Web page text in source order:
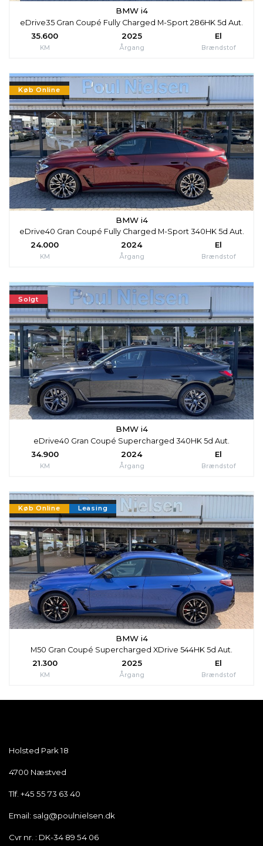
BMW i4
eDrive35 Gran Coupé Fully Charged M-Sport 286HK 5d Aut.
35.600
KM
2025
Årgang
El
Brændstof
Køb Online
BMW i4
eDrive40 Gran Coupé Fully Charged M-Sport 340HK 5d Aut.
24.000
KM
2024
Årgang
El
Brændstof
Solgt
BMW i4
eDrive40 Gran Coupé Supercharged 340HK 5d Aut.
34.900
KM
2024
Årgang
El
Brændstof
Køb Online Leasing
BMW i4
M50 Gran Coupé Supercharged XDrive 544HK 5d Aut.
21.300
KM
2025
Årgang
El
Brændstof
Holsted Park 18
4700 Næstved
Tlf. +45 55 73 63 40
Email: salg@poulnielsen.dk
Cvr nr. : DK-34 89 54 06